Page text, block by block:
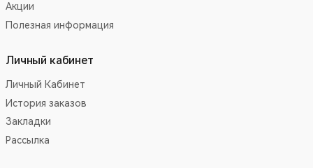
Акции
Полезная информация
Личный кабинет
Личный Кабинет
История заказов
Закладки
Рассылка